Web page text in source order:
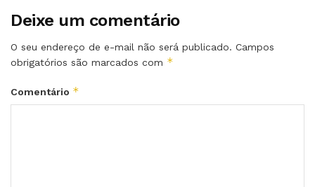
Deixe um comentário
O seu endereço de e-mail não será publicado. Campos
obrigatórios são marcados com *
Comentário *